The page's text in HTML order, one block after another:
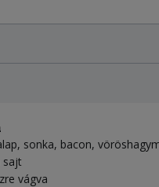
sonka, bacon,
sajt
vágva